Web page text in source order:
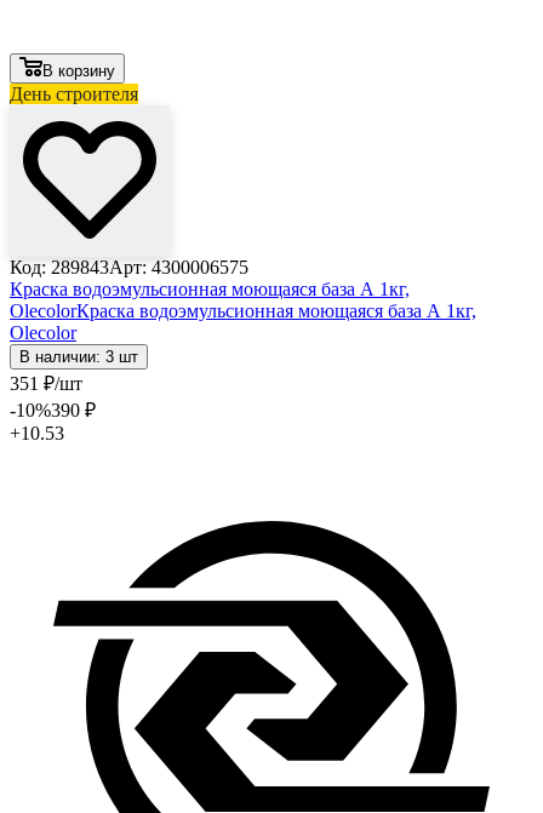
В корзину
День строителя
Код: 289843Арт: 4300006575
Краска водоэмульсионная моющаяся база А 1кг,
OlecolorКраска водоэмульсионная моющаяся база А 1кг,
Olecolor
В наличии: 3 шт
351 ₽/шт
-10%390 ₽
+10.53